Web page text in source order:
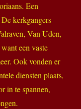
Een
kerkgangers
Van Uden,
een vaste
Ook vonden er
diensten plaats,
in te spannen,